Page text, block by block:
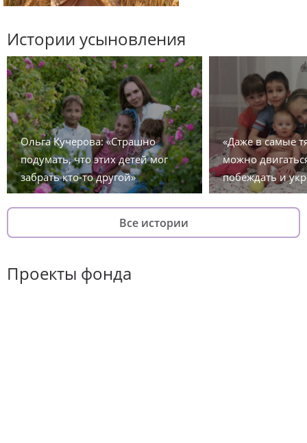
Истории усыновления
Ольга Кучерова: «Страшно
подумать, что этих детей мог
забрать кто-то другой»
«Даже в самые
можно
побеждать и
Все истории
Проекты фонда